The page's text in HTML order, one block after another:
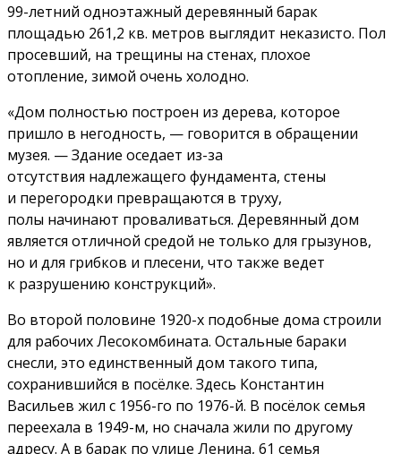
99-летний одноэтажный деревянный барак
площадью 261,2 кв. метров выглядит неказисто. Пол
просевший, на трещины на стенах, плохое
отопление, зимой очень холодно.
«Дом полностью построен из дерева, которое
пришло в негодность, — говорится в обращении
музея. — Здание оседает из-за
отсутствия надлежащего фундамента, стены
и перегородки превращаются в труху,
полы начинают проваливаться. Деревянный дом
является отличной средой не только для грызунов,
но и для грибков и плесени, что также ведет
к разрушению конструкций».
Во второй половине 1920-х подобные дома строили
для рабочих Лесокомбината. Остальные бараки
снесли, это единственный дом такого типа,
сохранившийся в посёлке. Здесь Константин
Васильев жил с 1956-го по 1976-й. В посёлок семья
переехала в 1949-м, но сначала жили по другому
адресу. А в барак по улице Ленина, 61 семья